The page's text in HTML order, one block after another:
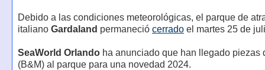
Debido a las condiciones meteorológicas, el parque de
italiano Gardaland permaneció cerradoel martes 25 de
SeaWorld Orlandoha anunciado que han llegado piezas
(B&M) al parque para una novedad 2024.